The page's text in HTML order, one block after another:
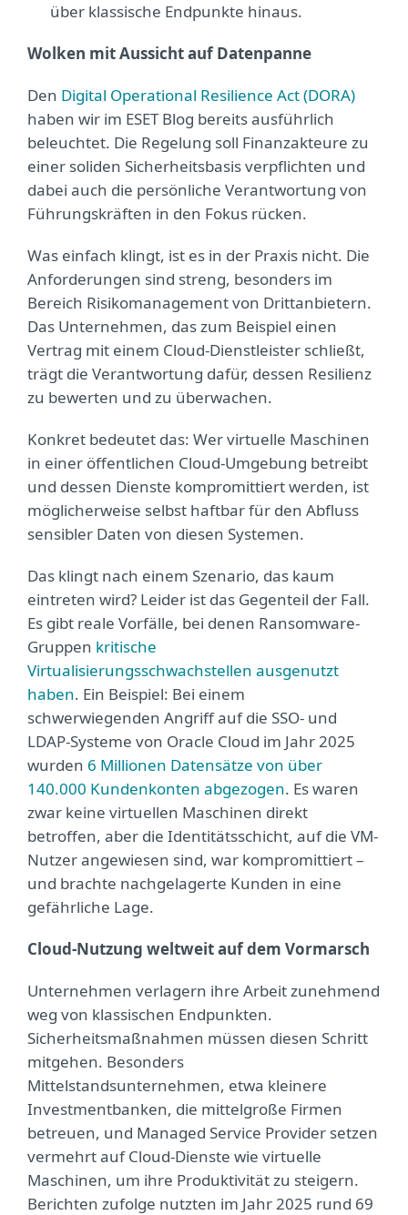
über klassische Endpunkte hinaus.
Wolken mit Aussicht auf Datenpanne
Den Digital Operational Resilience Act (DORA)
haben wir im ESET Blog bereits ausführlich
beleuchtet. Die Regelung soll Finanzakteure zu
einer soliden Sicherheitsbasis verpflichten und
dabei auch die persönliche Verantwortung von
Führungskräften in den Fokus rücken.
Was einfach klingt, ist es in der Praxis nicht. Die
Anforderungen sind streng, besonders im
Bereich Risikomanagement von Drittanbietern.
Das Unternehmen, das zum Beispiel einen
Vertrag mit einem Cloud-Dienstleister schließt,
trägt die Verantwortung dafür, dessen Resilienz
zu bewerten und zu überwachen.
Konkret bedeutet das: Wer virtuelle Maschinen
in einer öffentlichen Cloud-Umgebung betreibt
und dessen Dienste kompromittiert werden, ist
möglicherweise selbst haftbar für den Abfluss
sensibler Daten von diesen Systemen.
Das klingt nach einem Szenario, das kaum
eintreten wird? Leider ist das Gegenteil der Fall.
Es gibt reale Vorfälle, bei denen Ransomware-
Gruppen kritische
Virtualisierungsschwachstellen ausgenutzt
haben. Ein Beispiel: Bei einem
schwerwiegenden Angriff auf die SSO- und
LDAP-Systeme von Oracle Cloud im Jahr 2025
wurden 6 Millionen Datensätze von über
140.000 Kundenkonten abgezogen. Es waren
zwar keine virtuellen Maschinen direkt
betroffen, aber die Identitätsschicht, auf die VM-
Nutzer angewiesen sind, war kompromittiert –
und brachte nachgelagerte Kunden in eine
gefährliche Lage.
Cloud-Nutzung weltweit auf dem Vormarsch
Unternehmen verlagern ihre Arbeit zunehmend
weg von klassischen Endpunkten.
Sicherheitsmaßnahmen müssen diesen Schritt
mitgehen. Besonders
Mittelstandsunternehmen, etwa kleinere
Investmentbanken, die mittelgroße Firmen
betreuen, und Managed Service Provider setzen
vermehrt auf Cloud-Dienste wie virtuelle
Maschinen, um ihre Produktivität zu steigern.
Berichten zufolge nutzten im Jahr 2025 rund 69